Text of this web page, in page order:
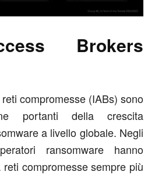
Brokers
compromesse (IABs) sono
portanti della crescita
a livello globale. Negli
ransomware hanno
compromesse sempre più